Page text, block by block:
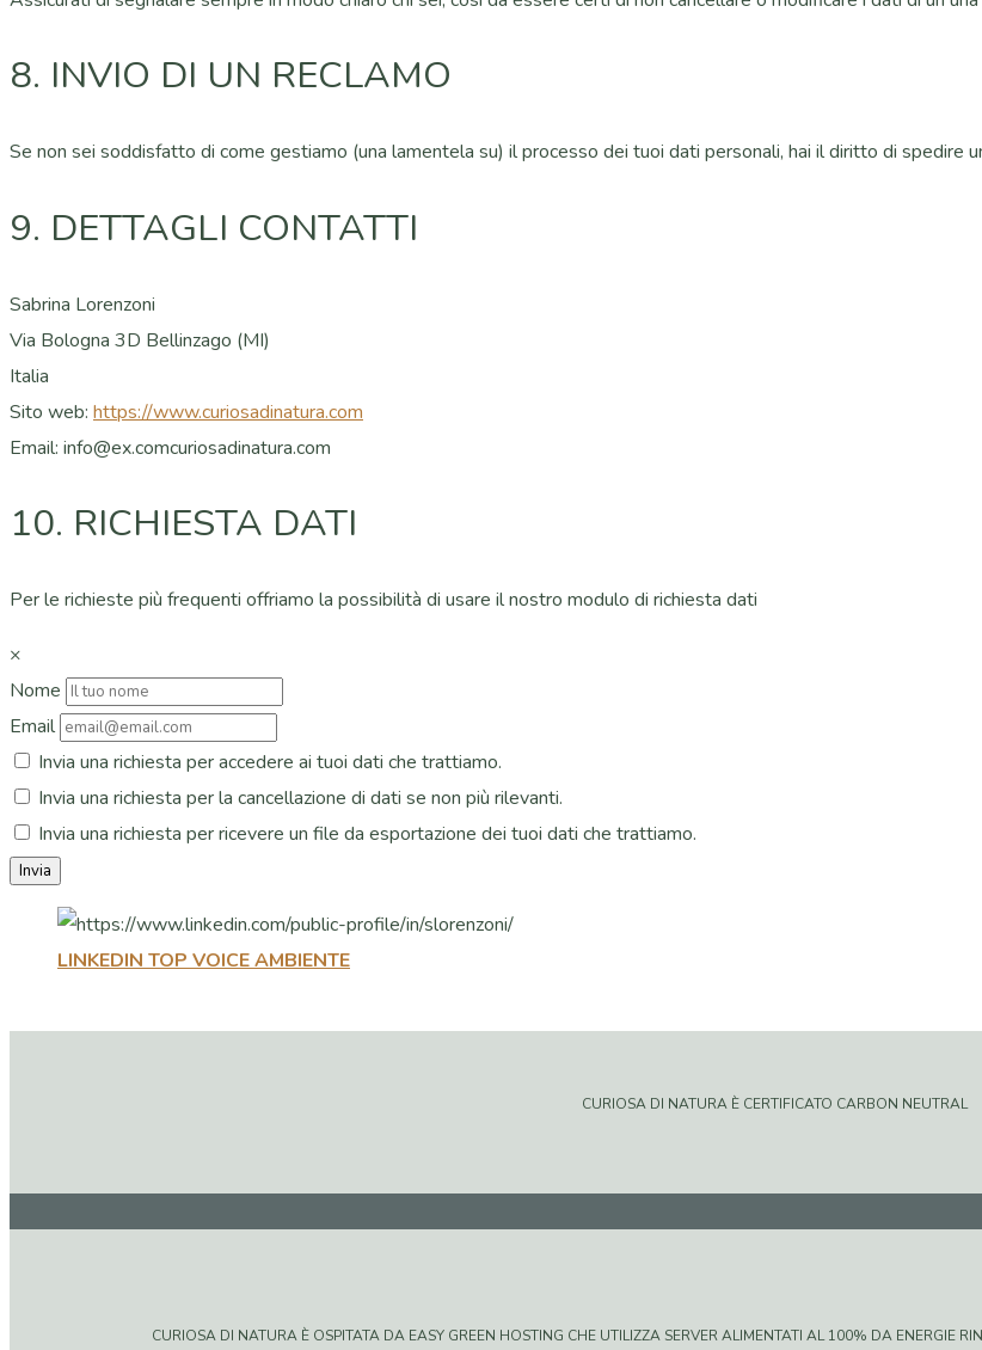
8. INVIO DI UN RECLAMO
Se non sei soddisfatto di come gestiamo (una lamentela su) il processo dei tuoi dati personali, hai il diritto di spedire
9. DETTAGLI CONTATTI
Sabrina Lorenzoni
Via Bologna 3D Bellinzago (MI)
Italia
Sito web: https://www.curiosadinatura.com
Email: info@ex.comcuriosadinatura.com
10. RICHIESTA DATI
Per le richieste più frequenti offriamo la possibilità di usare il nostro modulo di richiesta dati
×
Nome
Email
Invia una richiesta per accedere ai tuoi dati che trattiamo.
Invia una richiesta per la cancellazione di dati se non più rilevanti.
Invia una richiesta per ricevere un file da esportazione dei tuoi dati che trattiamo.
LINKEDIN TOP VOICE AMBIENTE
CURIOSA DI NATURA È CERTIFICATO CARBON NEUTRAL
CURIOSA DI NATURA È OSPITATA DA EASY GREEN HOSTING CHE UTILIZZA SERVER ALIMENTATI AL 100% DA ENERGIE